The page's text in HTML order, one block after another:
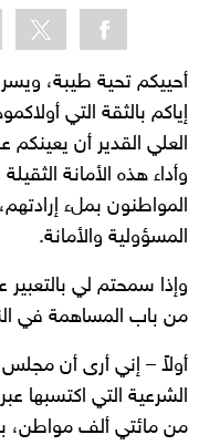
أحييكم تحية طيبة،
إياكم بالثقة التي
العلي القدير أن يعينكم
وأداء هذه الأمانة
المواطنون بملء
المسؤولية والأمانة.
وإذا سمحتم لي
من باب المساهمة في
أولاً – إني أرى أن
الشرعية التي اكتسبها
من مائتي ألف مواطن،